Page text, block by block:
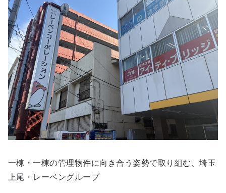
一棟・一棟の管理物件に向き合う姿勢で取り組む、埼玉
上尾・レーベングループ